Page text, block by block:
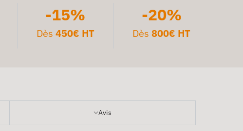
-15%
Dès 450€ HT
-20%
Dès800€ HT
Avis